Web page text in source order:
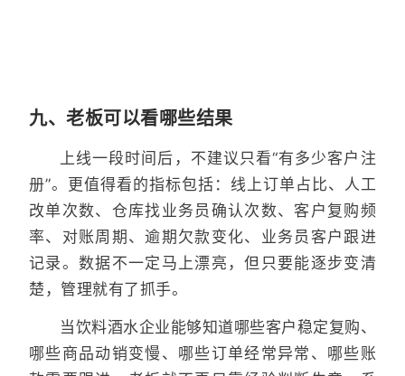
九、老板可以看哪些结果
上线一段时间后，不建议只看“有多少客户注
册”。更值得看的指标包括：线上订单占比、人工
改单次数、仓库找业务员确认次数、客户复购频
率、对账周期、逾期欠款变化、业务员客户跟进
记录。数据不一定马上漂亮，但只要能逐步变清
楚，管理就有了抓手。
当饮料酒水企业能够知道哪些客户稳定复购、
哪些商品动销变慢、哪些订单经常异常、哪些账